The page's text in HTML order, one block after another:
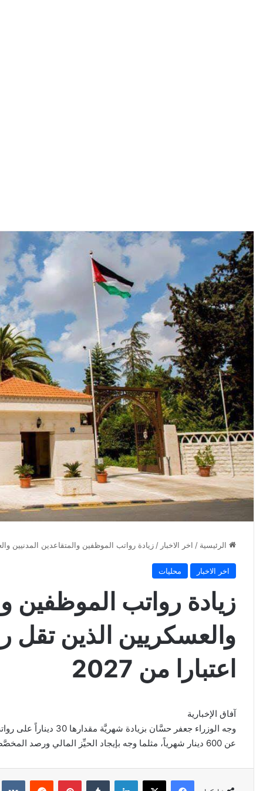
الرئيسية / اخر الاخبار / زيادة رواتب الموظفين والمتقاعدين المدنيين والعسكريين
اخر الاخبار محليات
زيادة رواتب الموظفين
اعتبارا من 2027
آفاق الإخبارية
وجه الوزراء جعفر حسَّان
عن 600 دينار شهرياً، مثلما وجه بإيجاد الحيِّز المالي ورصد المخصَّصات المطلوبة لتحقيق ذلك في موازنة عام 2027م
فيسبوك لينكدإن بينتيريست